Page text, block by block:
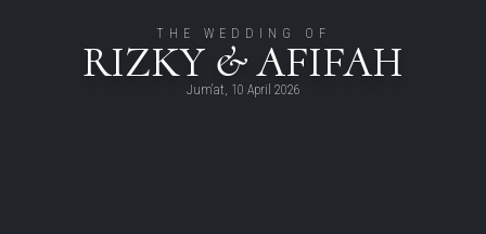
THE WEDDING OF
RIZKY & AFIFAH
Jum'at, 10 April 2026